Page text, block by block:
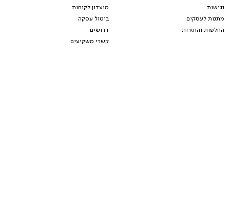
נגישות
מתנות לעסקים
החלפות והחזרות
מועדון לקוחות
ביטול עסקה
דרושים
קשרי משקיעים